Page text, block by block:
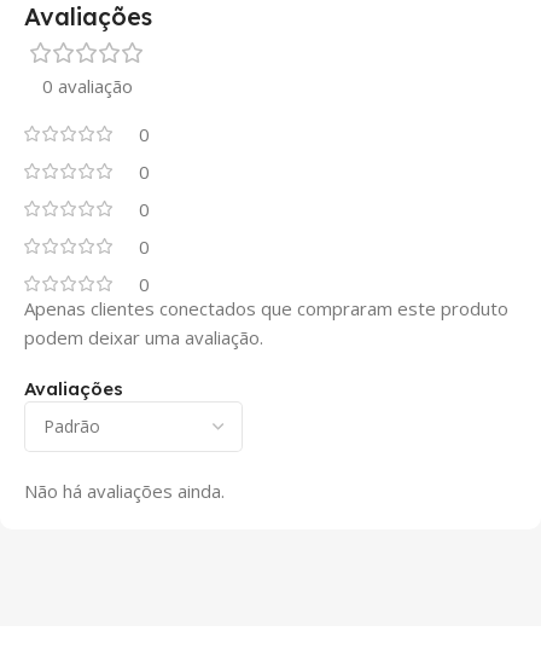
Avaliações
0 avaliação
0
0
0
0
0
Avaliações
Não há avaliações ainda.
Apenas clientes conectados que compraram este produto
podem deixar uma avaliação.